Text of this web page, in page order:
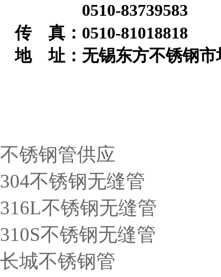
0510-83739583
传 真：0510-81018818
地 址：无锡东方不锈钢市
不锈钢管供应
304不锈钢无缝管
316L不锈钢无缝管
310S不锈钢无缝管
长城不锈钢管